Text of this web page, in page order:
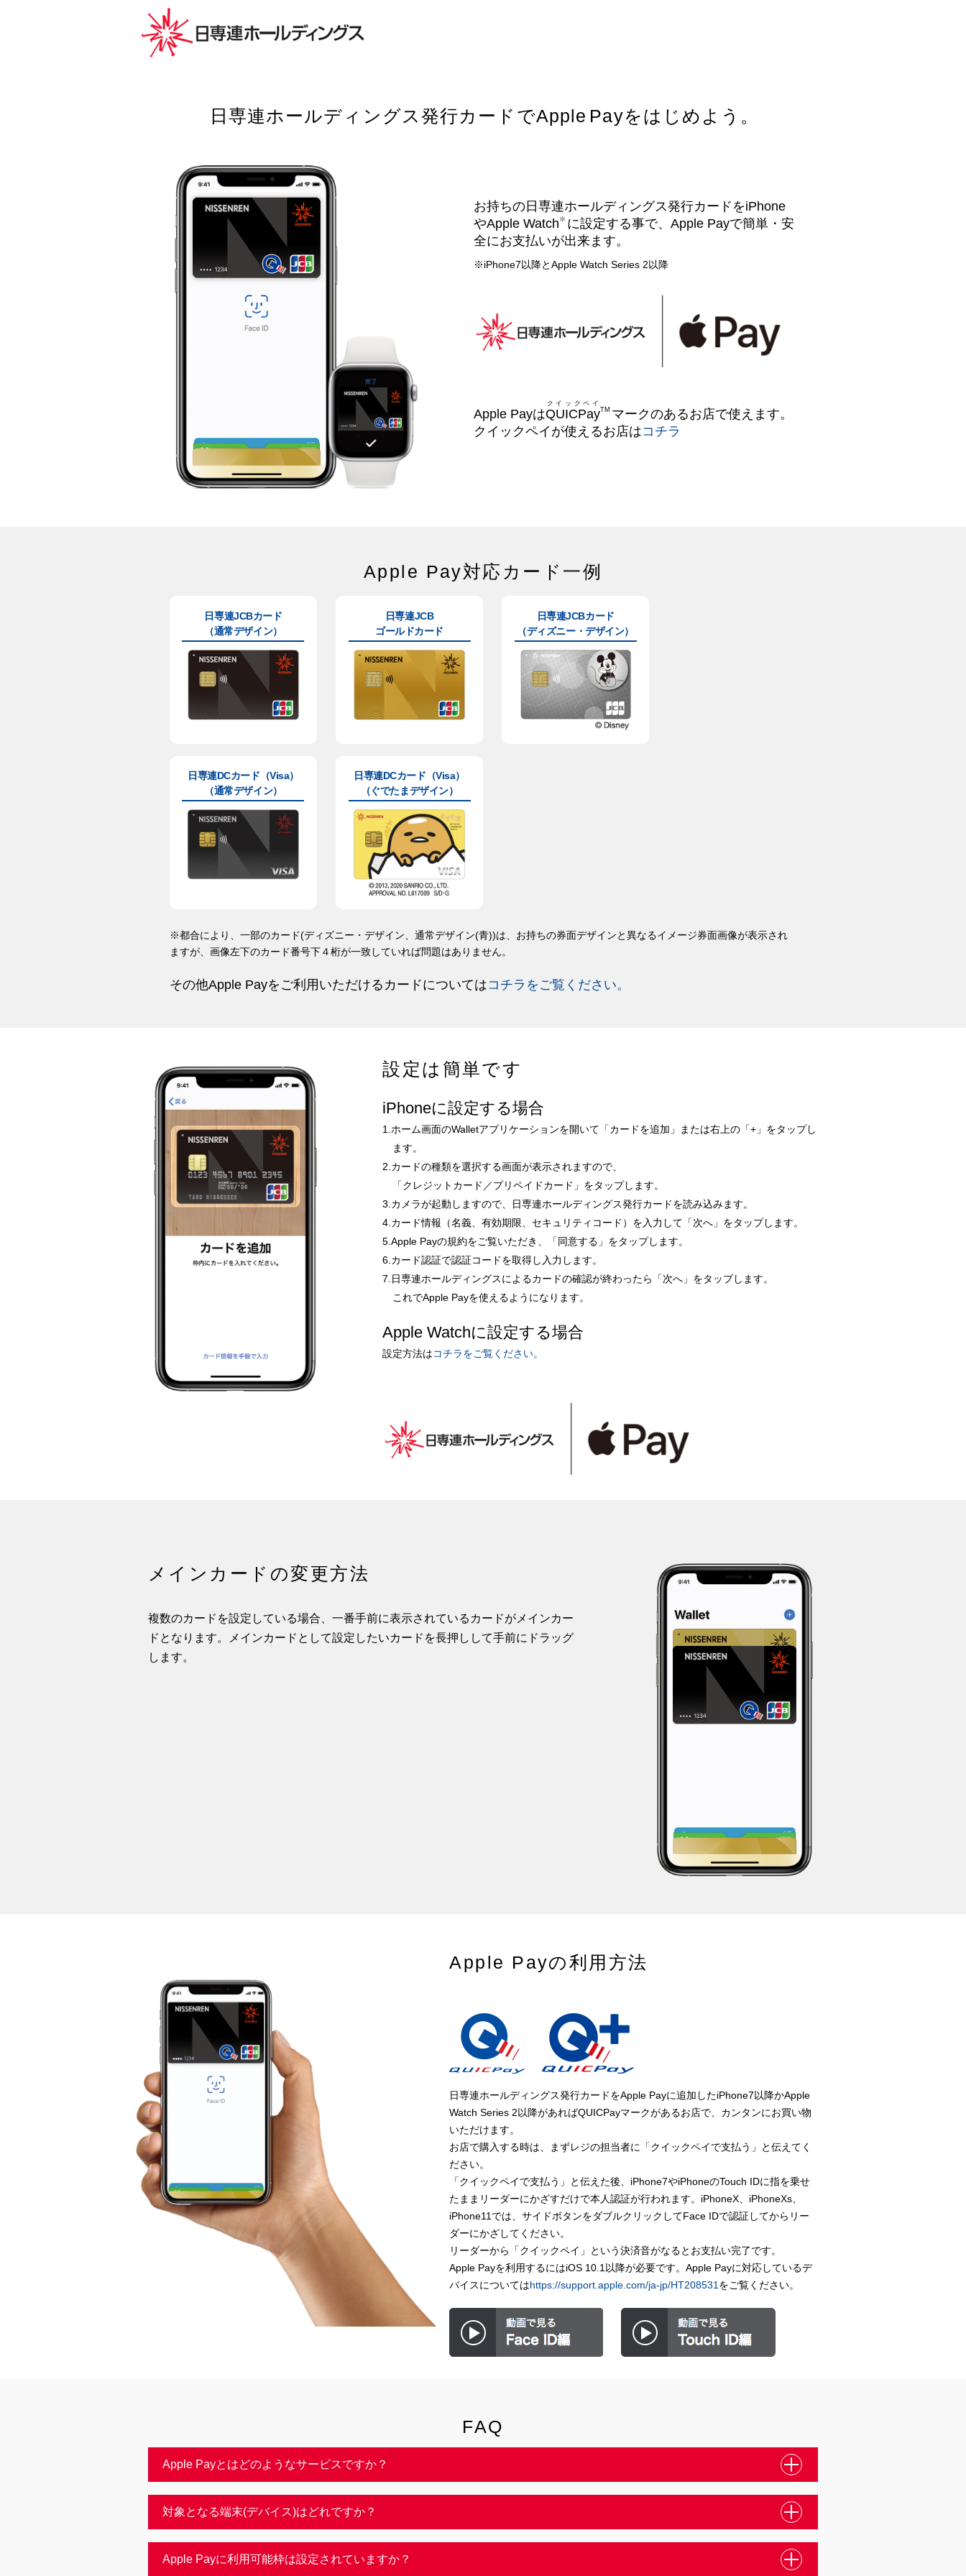
日 専連ホ ー ルデ ィ ン グ ス発行 カ ー ド でApple Pay をは じ め よ う 。
お持ちの日専連ホールディングス発行カードをiPhone
やApple Watch ※ に設定する事で、Apple Payで簡単・安
全にお支払いが出来ます。
※iPhone7以降とApple Watch Series 2以降
Apple PayはQUICPay
クイックペイ
TM マークのあるお店で使えます。
クイックペイが使えるお店はコチラ
Apple Pay対応カード一例
日専連JCBカード
（通常デザイン）
日専連JCB
ゴールドカード
日専連JCBカード
（ディズニー・デザイン）
日専連DCカード（Visa）
（通常デザイン）
日専連DCカード（Visa）
（ぐでたまデザイン）
※都合により、一部のカード(ディズニー・デザイン、通常デザイン(青))は、お持ちの券面デザインと異なるイメージ券面画像が表示され
ますが、画像左下のカード番号下４桁が一致していれば問題はありません。
その他Apple Payをご利用いただけるカードについてはコチラをご覧ください。
設定は簡単です
iPhoneに設定する場合
1.ホーム画面のWalletアプリケーションを開いて「カードを追加」または右上の「+」をタップし
ます。
2.カードの種類を選択する画面が表示されますので、
「クレジットカード／プリペイドカード」をタップします。
3.カメラが起動しますので、日専連ホールディングス発行カードを読み込みます。
4.カード情報（名義、有効期限、セキュリティコード）を入力して「次へ」をタップします。
5.Apple Payの規約をご覧いただき、「同意する」をタップします。
6.カード認証で認証コードを取得し入力します。
7.日専連ホールディングスによるカードの確認が終わったら「次へ」をタップします。
これでApple Payを使えるようになります。
Apple Watchに設定する場合
設定方法はコチラをご覧ください。
メインカードの変更方法
複数のカードを設定している場合、一番手前に表示されているカードがメインカー
ドとなります。メインカードとして設定したいカードを長押しして手前にドラッグ
します。
Apple Payの利用方法
日専連ホールディングス発行カードをApple Payに追加したiPhone7以降かApple
Watch Series 2以降があればQUICPayマークがあるお店で、カンタンにお買い物
いただけます。
お店で購入する時は、まずレジの担当者に「クイックペイで支払う」と伝えてく
ださい。
「クイックペイで支払う」と伝えた後、iPhone7やiPhoneのTouch IDに指を乗せ
たままリーダーにかざすだけで本人認証が行われます。iPhoneX、iPhoneXs、
iPhone11では、サイドボタンをダブルクリックしてFace IDで認証してからリー
ダーにかざしてください。
リーダーから「クイックペイ」という決済音がなるとお支払い完了です。
Apple Payを利用するにはiOS 10.1以降が必要です。Apple Payに対応しているデ
バイスについてはhttps://support.apple.com/ja-jp/HT208531 をご覧ください。
FAQ
Apple Payとはどのようなサービスですか？
対象となる端末(デバイス)はどれですか？
Apple Payに利用可能枠は設定されていますか？